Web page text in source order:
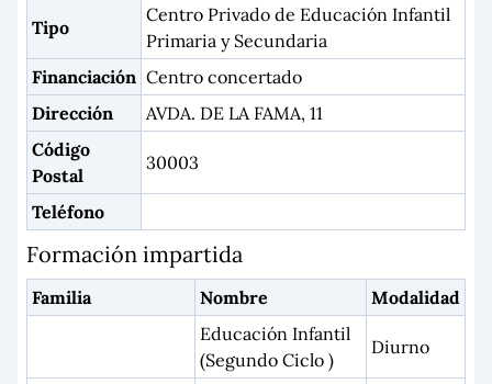
Tipo
Centro Privado de Educación Infantil
Primaria y Secundaria
Financiación Centro concertado
Dirección
AVDA. DE LA FAMA, 11
Código
Postal
30003
Teléfono
Formación impartida
Familia Nombre
Modalidad
Educación Infantil
(Segundo Ciclo )
Diurno